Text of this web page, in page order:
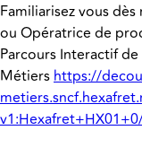
Familiarisez vous
ou Opératrice de
Parcours Interactif
Métiershttps://